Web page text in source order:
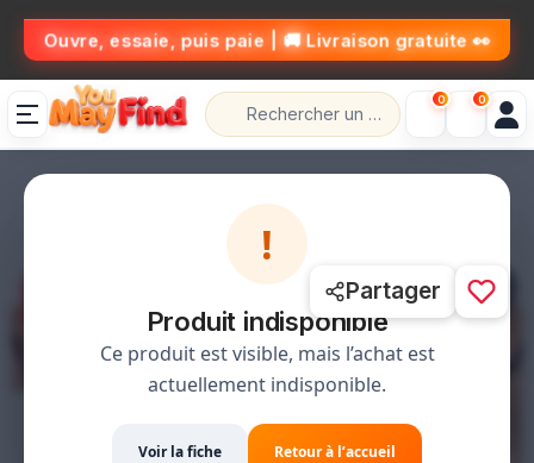
👀 Ouvre, essaie, puis paie | 🚚 Livraison gratuite
!
Produit indisponible
Ce produit est visible, mais l’achat est
actuellement indisponible.
Voir la fiche Retour à l’accueil
📦 حل،قلب،عاد خلص
1 / 3
Partager
0 0